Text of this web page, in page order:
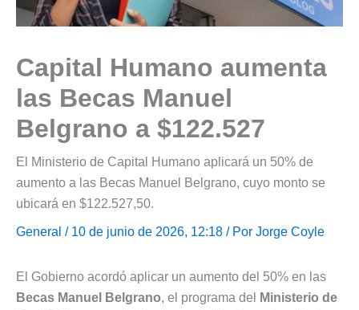
Capital Humano aumenta
las Becas Manuel
Belgrano a $122.527
El Ministerio de Capital Humano aplicará un 50% de
aumento a las Becas Manuel Belgrano, cuyo monto se
ubicará en $122.527,50.
General / 10 de junio de 2026, 12:18 / Por Jorge Coyle
El Gobierno acordó aplicar un aumento del 50% en las
Becas Manuel Belgrano, el programa del
Ministerio de